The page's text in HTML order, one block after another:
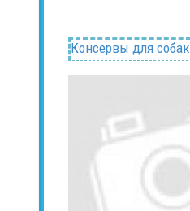
Консервы для собак